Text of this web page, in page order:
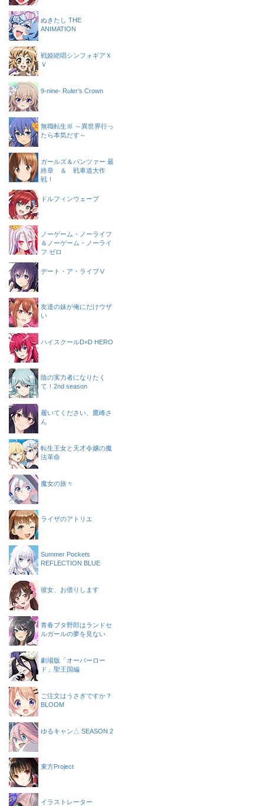
ぬきたし THE
ANIMATION
戦姫絶唱シンフォギアＸ
Ｖ
9-nine- Ruler’s Crown
無職転生Ⅲ ～異世界行っ
たら本気だす～
ガールズ＆パンツァー 最
終章 ＆ 戦車道大作
戦！
ドルフィンウェーブ
ノーゲーム・ノーライフ
＆ノーゲーム・ノーライ
フ ゼロ
デート・ア・ライブⅤ
友達の妹が俺にだけウザ
い
ハイスクールD×D HERO
陰の実力者になりたく
て！2nd season
履いてください、鷹峰さ
ん
転生王女と天才令嬢の魔
法革命
魔女の旅々
ライザのアトリエ
Summer Pockets
REFLECTION BLUE
彼女、お借りします
青春ブタ野郎はランドセ
ルガールの夢を見ない
劇場版「オーバーロー
ド」聖王国編
ご注文はうさぎですか？
BLOOM
ゆるキャン△ SEASON 2
東方Project
イラストレーター